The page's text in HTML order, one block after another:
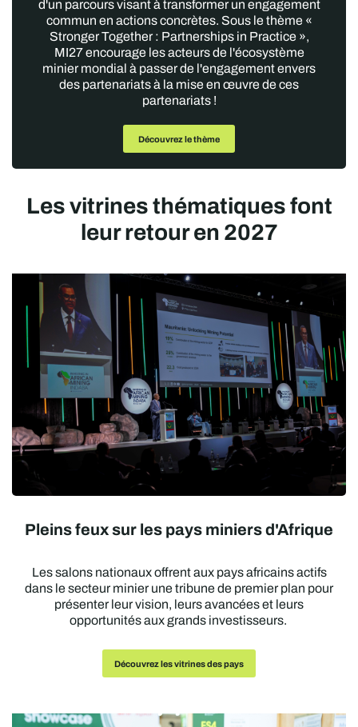
d'un parcours visant à transformer un engagement
commun en actions concrètes. Sous le thème «
Stronger Together : Partnerships in Practice »,
MI27 encourage les acteurs de l'écosystème
minier mondial à passer de l'engagement envers
des partenariats à la mise en œuvre de ces
partenariats !
Découvrez le thème
Les vitrines thématiques font
leur retour en 2027
Pleins feux sur les pays miniers d'Afrique
Les salons nationaux offrent aux pays africains actifs
dans le secteur minier une tribune de premier plan pour
présenter leur vision, leurs avancées et leurs
opportunités aux grands investisseurs.
Découvrez les vitrines des pays